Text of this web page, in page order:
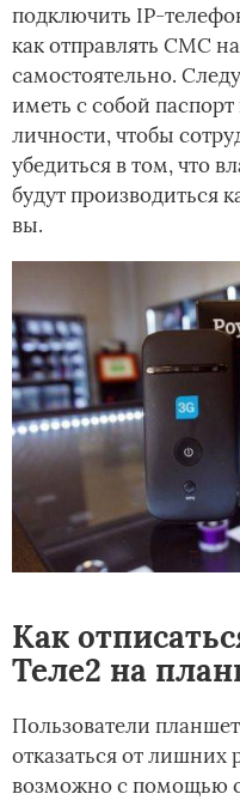
подключить IP-
как отправлять СМС
самостоятельно.
иметь с собой
личности, чтобы
убедиться в том, что
будут производиться
вы.
Как
Теле2 на
Пользователи
отказаться от лишних
возможно с помощью